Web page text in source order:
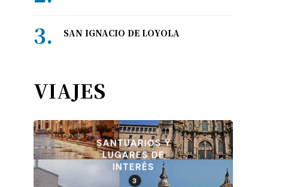
SAN IGNACIO DE LOYOLA
VIAJES
SANTUARIOS Y
LUGARES DE
INTERÉS
3